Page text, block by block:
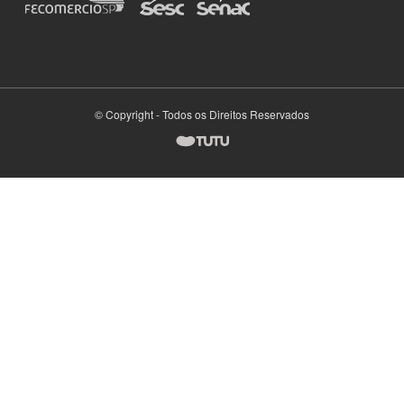
© Copyright - Todos os Direitos Reservados